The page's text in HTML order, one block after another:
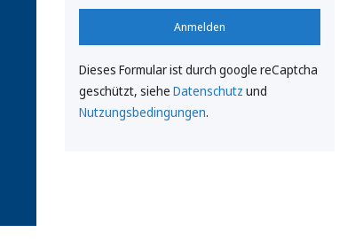
Anmelden
Dieses Formular ist durch google reCaptcha
geschützt, siehe Datenschutz und
Nutzungsbedingungen.